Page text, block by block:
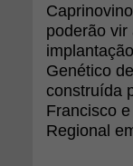
poderão
Genético
construída
Francisco
Regional